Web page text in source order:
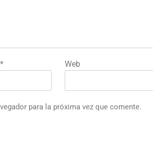
* Web
para la próxima vez que comente.